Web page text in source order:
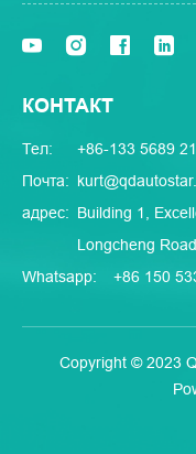
КОНТАКТ
Тел:
+86-133 5689
Почта:
адрес: Building 1,
Longcheng
Whatsapp:
+86 150
Copyright © 2023